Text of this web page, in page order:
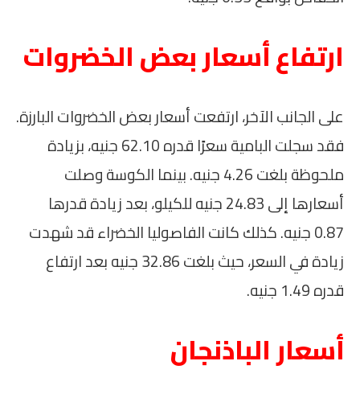
ارتفاع أسعار بعض الخضروات
على الجانب الآخر، ارتفعت أسعار بعض الخضروات البارزة.
فقد سجلت البامية سعرًا قدره 62.10 جنيه، بزيادة
ملحوظة بلغت 4.26 جنيه. بينما الكوسة وصلت
أسعارها إلى 24.83 جنيه للكيلو، بعد زيادة قدرها
0.87 جنيه. كذلك كانت الفاصوليا الخضراء قد شهدت
زيادة في السعر، حيث بلغت 32.86 جنيه بعد ارتفاع
قدره 1.49 جنيه.
أسعار الباذنجان